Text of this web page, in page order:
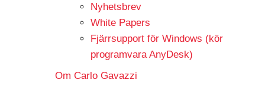
Nyhetsbrev
White Papers
Fjärrsupport för Windows (kör
programvara AnyDesk)
Om Carlo Gavazzi